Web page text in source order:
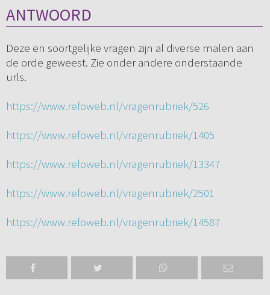
ANTWOORD
Deze en soortgelijke vragen zijn al diverse malen aan
de orde geweest. Zie onder andere onderstaande
urls.
https://www.refoweb.nl/vragenrubriek/526
https://www.refoweb.nl/vragenrubriek/1405
https://www.refoweb.nl/vragenrubriek/13347
https://www.refoweb.nl/vragenrubriek/2501
https://www.refoweb.nl/vragenrubriek/14587